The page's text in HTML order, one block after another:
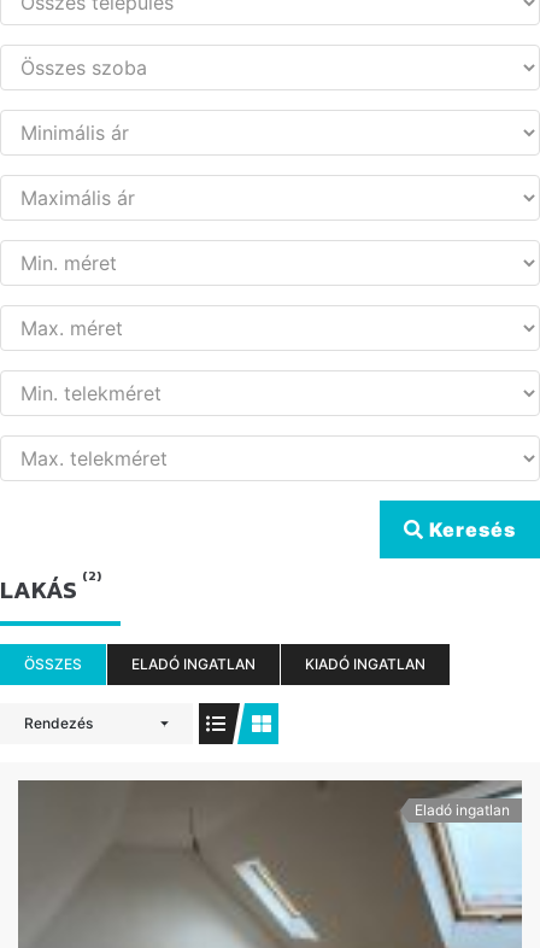
Keresés
LAKÁS (2)
ÖSSZES ELADÓ INGATLAN KIADÓ INGATLAN
Rendezés
Eladó ingatlan